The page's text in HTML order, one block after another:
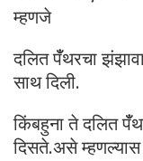
म्हणजे
दलित पँँथरचा
साथ दिली.
किंबहुना ते दलित
दिसते.असे